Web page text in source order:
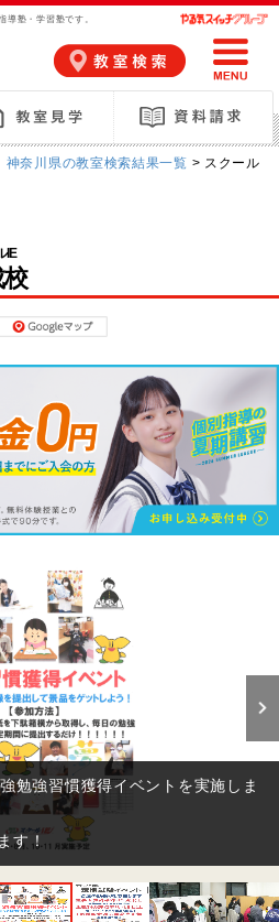
導塾・学習塾です。
神奈川県の教室検索結果一覧 > スクール
IE
張りを応援しています！
生も
高なんて中学生も
下の成績の生徒も、毎日の努力を
ごく成長するものです。